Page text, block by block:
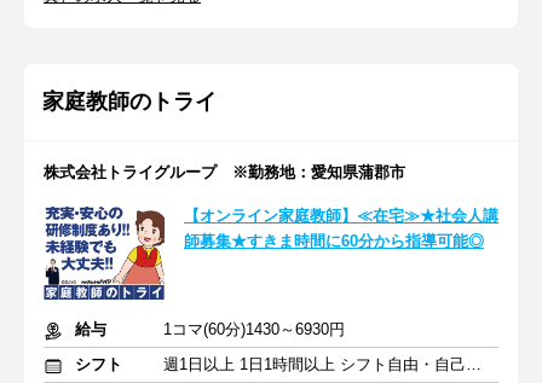
家庭教師のトライ
株式会社トライグループ ※勤務地：愛知県蒲郡市
【オンライン家庭教師】≪在宅≫★社会人講
師募集★すきま時間に60分から指導可能◎
給与
1コマ(60分)1430～6930円
シフト
週1日以上 1日1時間以上 シフト自由・自己申告